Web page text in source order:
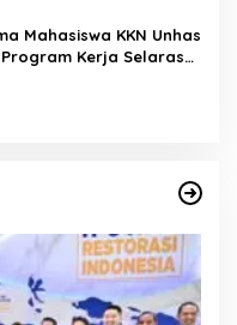
Mahasiswa KKN Unhas
Kerja Selaras